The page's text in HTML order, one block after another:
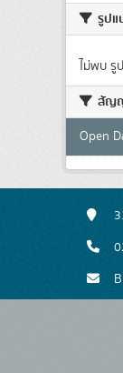
รูปแ
ไม่พบ รู
สัญ
Open